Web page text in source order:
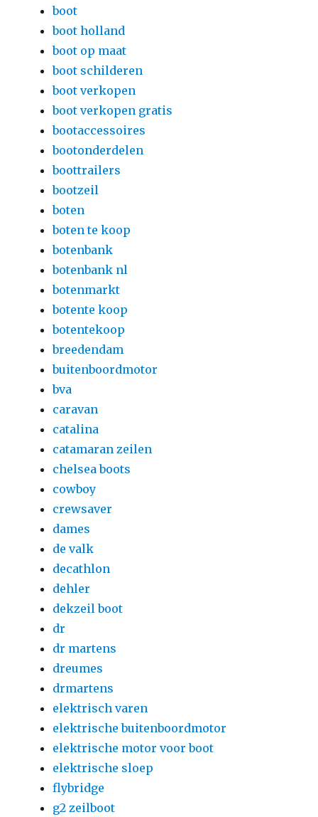
boot
boot holland
boot op maat
boot schilderen
boot verkopen
boot verkopen gratis
bootaccessoires
bootonderdelen
boottrailers
bootzeil
boten
boten te koop
botenbank
botenbank nl
botenmarkt
botente koop
botentekoop
breedendam
buitenboordmotor
bva
caravan
catalina
catamaran zeilen
chelsea boots
cowboy
crewsaver
dames
de valk
decathlon
dehler
dekzeil boot
dr
dr martens
dreumes
drmartens
elektrisch varen
elektrische buitenboordmotor
elektrische motor voor boot
elektrische sloep
flybridge
g2 zeilboot